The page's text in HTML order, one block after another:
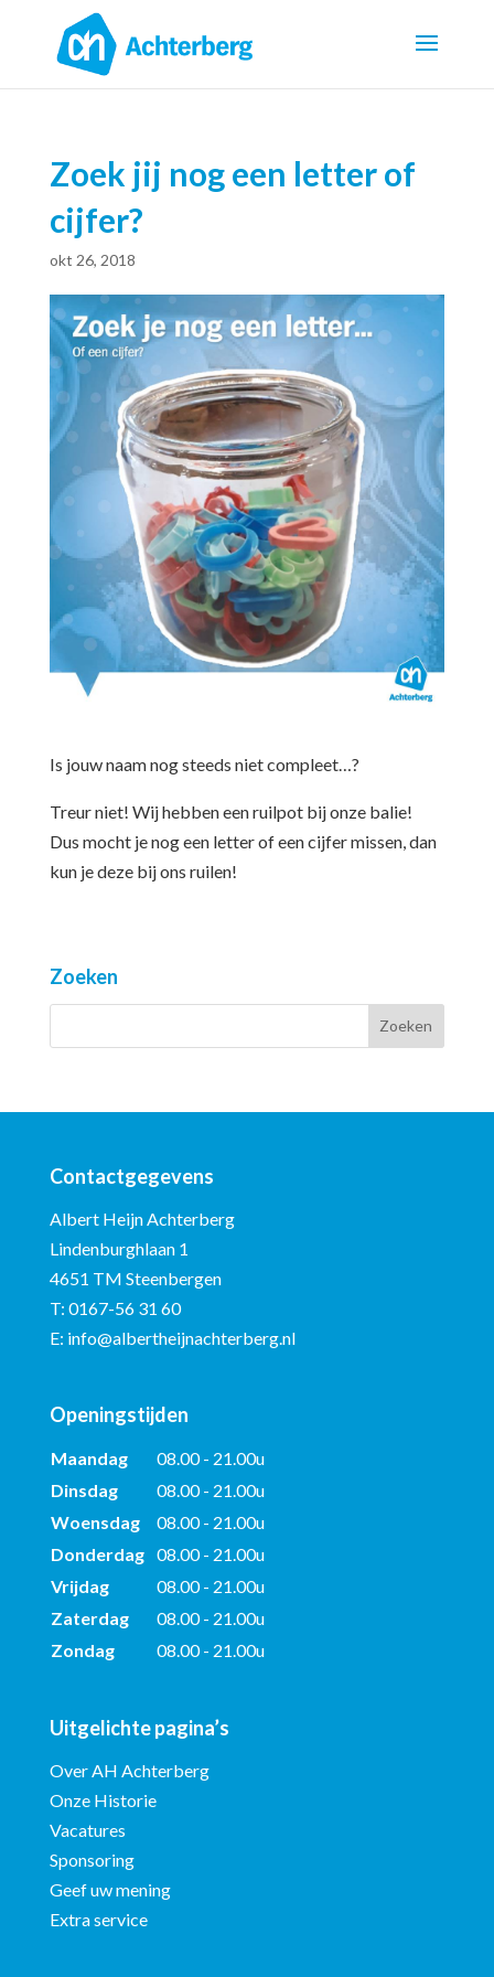
Zoek jij nog een letter of
cijfer?
okt 26, 2018
Is jouw naam nog steeds niet compleet…?
Treur niet! Wij hebben een ruilpot bij onze balie!
Dus mocht je nog een letter of een cijfer missen, dan
kun je deze bij ons ruilen!
Zoeken
Contactgegevens
Albert Heijn Achterberg
Lindenburghlaan 1
4651 TM Steenbergen
T: 0167-56 31 60
E: info@albertheijnachterberg.nl
Openingstijden
Maandag
08.00 - 21.00u
Dinsdag
08.00 - 21.00u
Woensdag
08.00 - 21.00u
Donderdag 08.00 - 21.00u
Vrijdag
08.00 - 21.00u
Zaterdag
08.00 - 21.00u
Zondag
08.00 - 21.00u
Uitgelichte pagina’s
Over AH Achterberg
Onze Historie
Vacatures
Sponsoring
Geef uw mening
Extra service